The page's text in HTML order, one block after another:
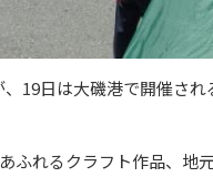
、19日は大磯港で開催さ
ふれるクラフト作品、地